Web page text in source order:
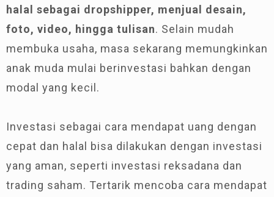
halal sebagai dropshipper, menjual desain,
foto, video, hingga tulisan. Selain mudah
membuka usaha, masa sekarang memungkinkan
anak muda mulai berinvestasi bahkan dengan
modal yang kecil.
Investasi sebagai cara mendapat uang dengan
cepat dan halal bisa dilakukan dengan investasi
yang aman, seperti investasi reksadana dan
trading saham. Tertarik mencoba cara mendapat